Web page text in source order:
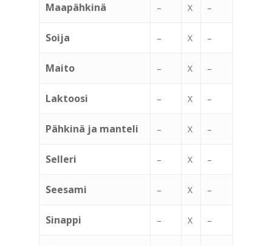
Maapähkinä – X –
Soija – X –
Maito – X –
Laktoosi – X –
Pähkinä ja manteli – X –
Selleri – X –
Seesami – X –
Sinappi – X –